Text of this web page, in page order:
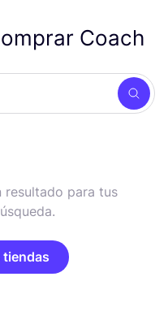
Coach
resultado para tus
tiendas